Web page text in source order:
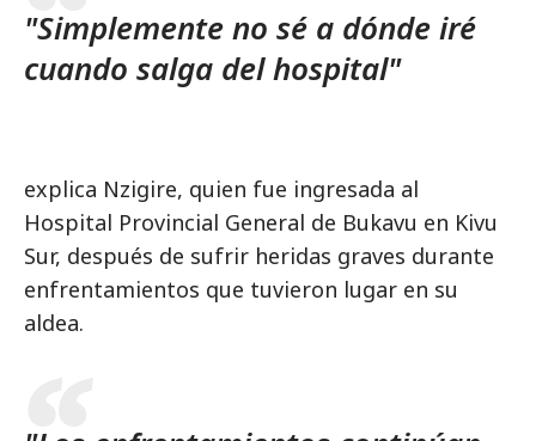
"Simplemente no sé a dónde iré
cuando salga del hospital"
explica Nzigire, quien fue ingresada al
Hospital Provincial General de Bukavu en Kivu
Sur, después de sufrir heridas graves durante
enfrentamientos que tuvieron lugar en su
aldea.